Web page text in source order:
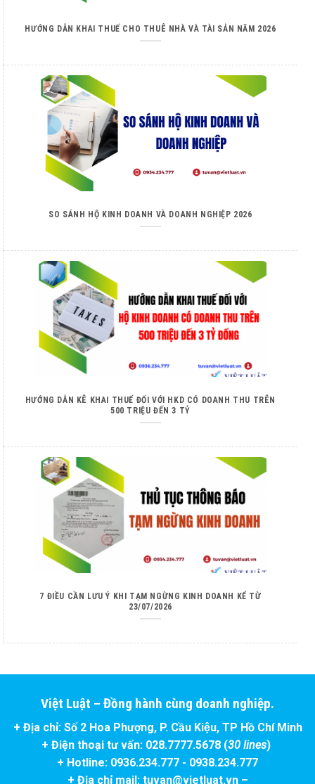
HƯỚNG DẪN KHAI THUẾ CHO THUÊ NHÀ VÀ TÀI SẢN NĂM 2026
SO SÁNH HỘ KINH DOANH VÀ DOANH NGHIỆP 2026
HƯỚNG DẪN KÊ KHAI THUẾ ĐỐI VỚI HKD CÓ DOANH THU TRÊN
500 TRIỆU ĐẾN 3 TỶ
7 ĐIỀU CẦN LƯU Ý KHI TẠM NGỪNG KINH DOANH KỂ TỪ
23/07/2026
Việt Luật – Đồng hành cùng doanh nghiệp.
+ Địa chỉ: Số 2 Hoa Phượng, P. Cầu Kiệu, TP Hồ Chí Minh
+ Điện thoại tư vấn: 028.7777.5678 (30 lines)
+ Hotline: 0936.234.777 - 0938.234.777
+ Địa chỉ mail: tuvan@vietluat.vn –